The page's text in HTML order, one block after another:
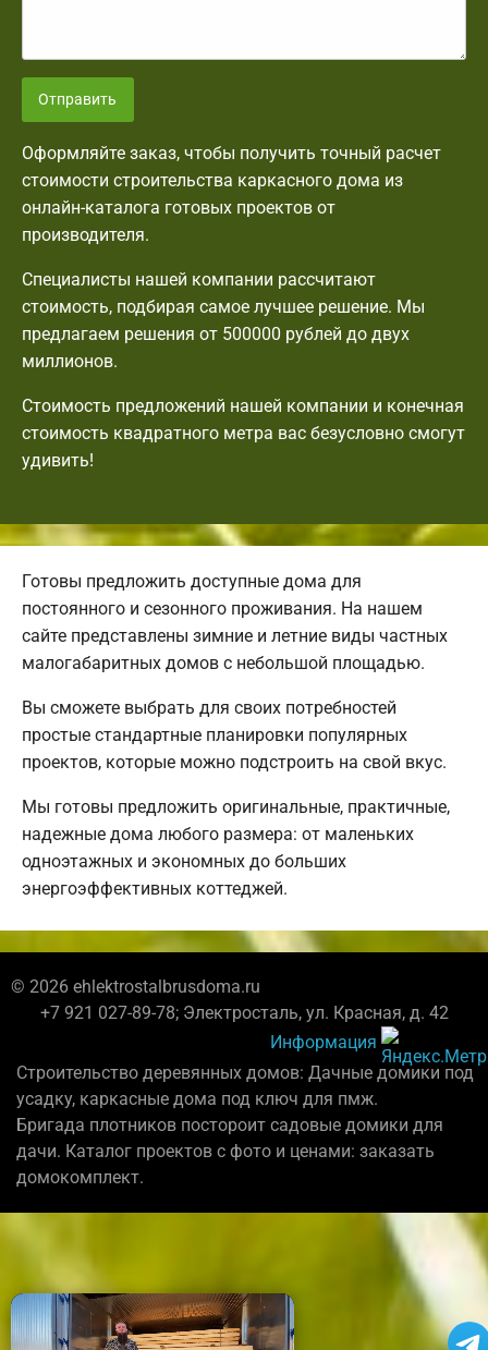
Отправить
Оформляйте заказ, чтобы получить точный расчет
стоимости строительства каркасного дома из
онлайн-каталога готовых проектов от
производителя.
Специалисты нашей компании рассчитают
стоимость, подбирая самое лучшее решение. Мы
предлагаем решения от 500000 рублей до двух
миллионов.
Стоимость предложений нашей компании и конечная
стоимость квадратного метра вас безусловно смогут
удивить!
Готовы предложить доступные дома для
постоянного и сезонного проживания. На нашем
сайте представлены зимние и летние виды частных
малогабаритных домов с небольшой площадью.
Вы сможете выбрать для своих потребностей
простые стандартные планировки популярных
проектов, которые можно подстроить на свой вкус.
Мы готовы предложить оригинальные, практичные,
надежные дома любого размера: от маленьких
одноэтажных и экономных до больших
энергоэффективных коттеджей.
© 2026 ehlektrostalbrusdoma.ru
+7 921 027-89-78; Электросталь, ул. Красная, д. 42
Информация
Строительство деревянных домов: Дачные домики под
усадку, каркасные дома под ключ для пмж.
Бригада плотников постороит садовые домики для
дачи. Каталог проектов с фото и ценами: заказать
домокомплект.